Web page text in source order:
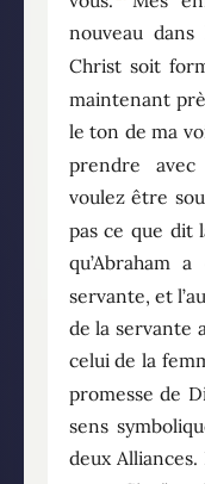
nouveau
Christ soit
maintenant
le ton de ma
prendre avec
voulez être
pas ce que dit
qu’Abraham
servante, et
de la servante
celui de la
promesse de
sens
deux